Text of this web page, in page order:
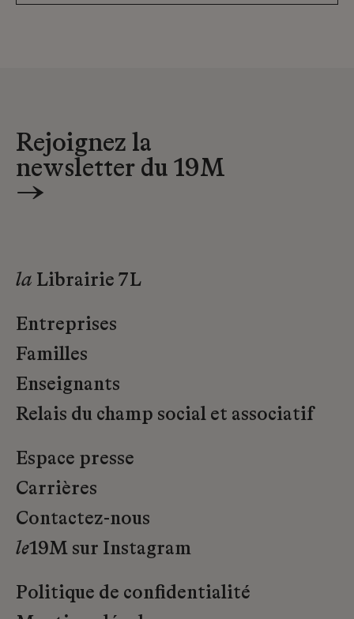
Rejoignez la
newsletter du 19M
→
la Librairie 7L
Entreprises
Familles
Enseignants
Relais du champ social et associatif
Espace presse
Carrières
Contactez-nous
le19M sur Instagram
Politique de confidentialité